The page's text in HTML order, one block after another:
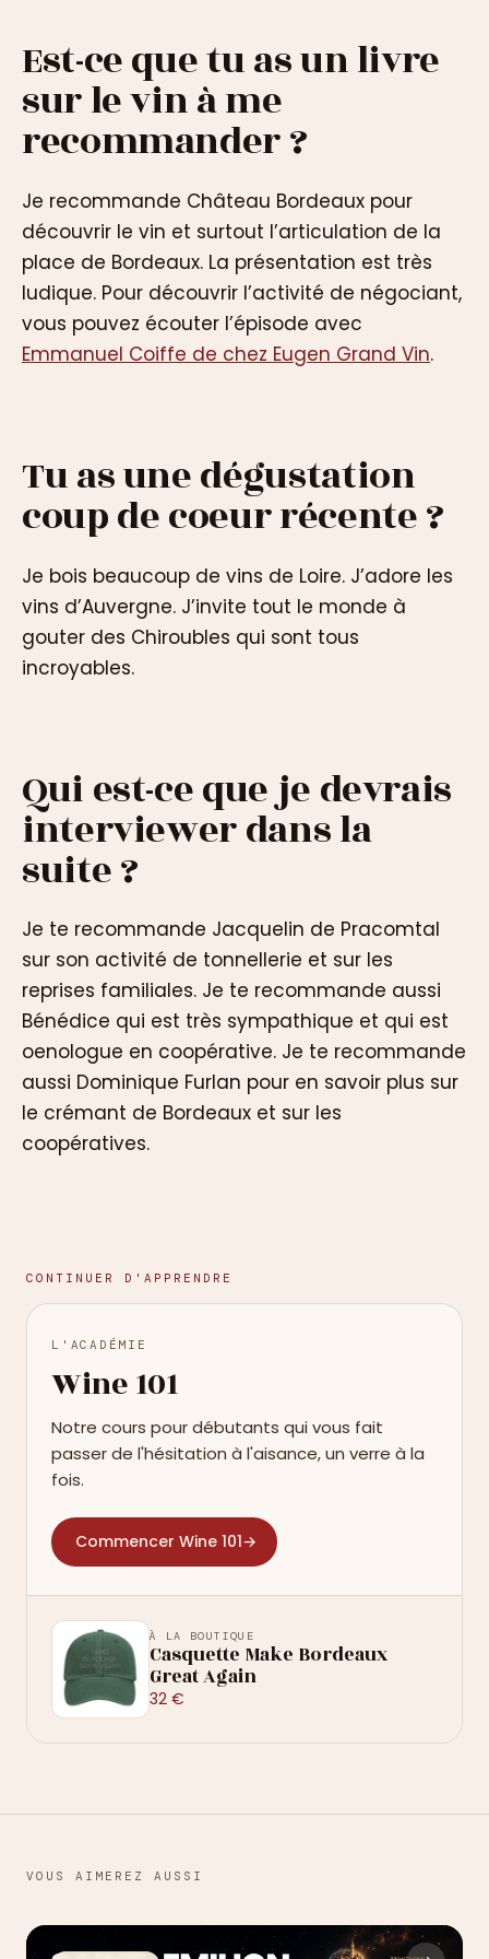
Est-ce que tu as un livre
sur le vin à me
recommander ?
Je recommande Château Bordeaux pour
découvrir le vin et surtout l’articulation de la
place de Bordeaux. La présentation est très
ludique. Pour découvrir l’activité de négociant,
vous pouvez écouter l’épisode avec
Emmanuel Coiffe de chez Eugen Grand Vin.
Tu as une dégustation
coup de coeur récente ?
Je bois beaucoup de vins de Loire. J’adore les
vins d’Auvergne. J’invite tout le monde à
gouter des Chiroubles qui sont tous
incroyables.
Qui est-ce que je devrais
interviewer dans la
suite ?
Je te recommande Jacquelin de Pracomtal
sur son activité de tonnellerie et sur les
reprises familiales. Je te recommande aussi
Bénédice qui est très sympathique et qui est
oenologue en coopérative. Je te recommande
aussi Dominique Furlan pour en savoir plus sur
le crémant de Bordeaux et sur les
coopératives.
CONTINUER D'APPRENDRE
L'ACADÉMIE
Wine 101
Notre cours pour débutants qui vous fait
passer de l'hésitation à l'aisance, un verre à la
fois.
Commencer Wine 101→
À LA BOUTIQUE
Casquette Make Bordeaux
Great Again
32 €
VOUS AIMEREZ AUSSI